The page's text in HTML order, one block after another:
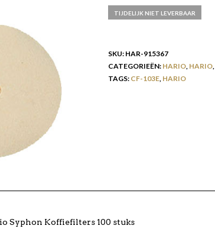
TIJDELIJK NIET LEVERBAAR
SKU: HAR-915367
CATEGORIEËN: HARIO, HARIO,
TAGS: CF-103E, HARIO
Syphon Koffiefilters 100 stuks